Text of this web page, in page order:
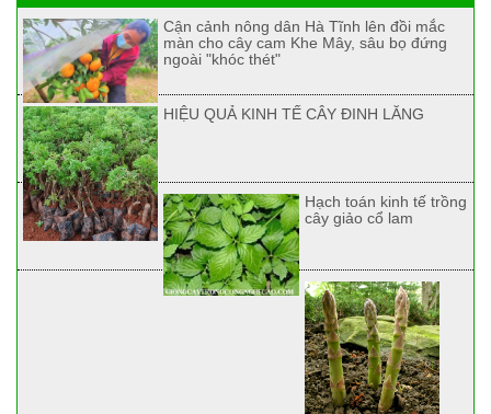
Cận cảnh nông dân Hà Tĩnh lên đồi mắc
màn cho cây cam Khe Mây, sâu bọ đứng
ngoài "khóc thét"
HIỆU QUẢ KINH TẾ CÂY ĐINH LĂNG
Hạch toán kinh tế trồng
cây giảo cổ lam